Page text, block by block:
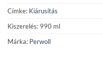
Címke: Kiárusítás
Kiszerelés: 990 ml
Márka: Perwoll